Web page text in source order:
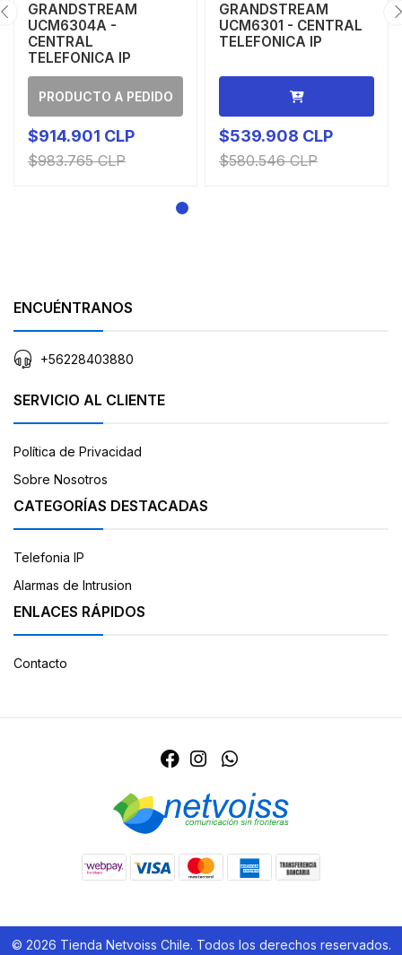
GRANDSTREAM
UCM6304A -
CENTRAL
TELEFONICA IP
PRODUCTO A PEDIDO
$914.901 CLP
$983.765 CLP
GRANDSTREAM
UCM6301 - CENTRAL
TELEFONICA IP
$539.908 CLP
$580.546 CLP
ENCUÉNTRANOS
+56228403880
SERVICIO AL CLIENTE
Política de Privacidad
Sobre Nosotros
CATEGORÍAS DESTACADAS
Telefonia IP
Alarmas de Intrusion
ENLACES RÁPIDOS
Contacto
© 2026 Tienda Netvoiss Chile. Todos los derechos reservados.